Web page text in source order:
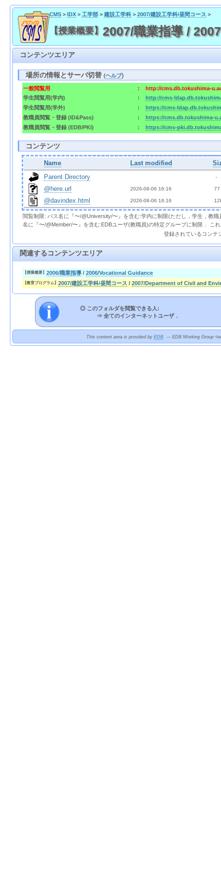
CMS> IDX> 工学部> 建設工学科> 2007/建設工学科/昼間コース >
【授業概要】 2007/職業指導 /
コンテンツエリア
場所の情報とサーバ切替(ヘルプ)
一般閲覧用 :
http://cms.db.tokushima-
学生閲覧用(学内)
:
http://cms-
学生閲覧用(学外)
:
https://cms-
教職員閲覧・登録 (ID&Pass)
:
https://cms.db.tokushima-
教職員閲覧・登録 (EDB/PKI)
: https://cms-
コンテンツ
Name Last modified
Parent Directory
  -
@here.url 2026-08-06 16:16 77
@davindex.html 2026-08-06 16:16
閲覧制限: パス名に『〜/@University/〜』を含む:学内に制限(ただし，学生，教
名に『〜/@Member/〜』を含む:EDBユーザ(教職員)の特定グループに制限． こ
登録されているコンテ
関連するコンテンツエリア
【授業概要】 2006/職業指導 / 2006/Vocational Guidance
【教育プログラム】 2007/建設工学科/昼間コース / 2007/Department of Civil and
◎ このフォルダを閲覧できる人:
⇒ 全てのインターネットユーザ．
This content area is provided by EDB. --- EDB Working Group